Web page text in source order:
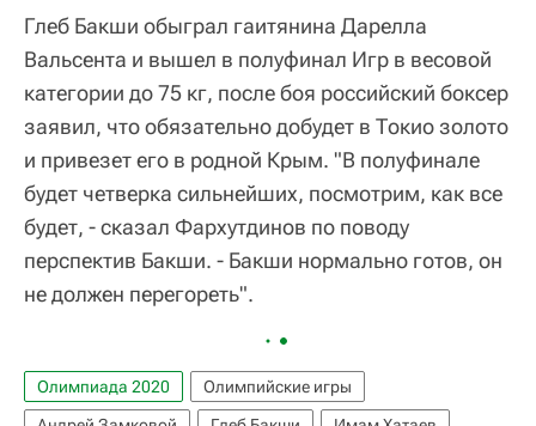
Глеб Бакши обыграл гаитянина Дарелла
Вальсента и вышел в полуфинал Игр в весовой
категории до 75 кг, после боя российский боксер
заявил, что обязательно добудет в Токио золото
и привезет его в родной Крым. "В полуфинале
будет четверка сильнейших, посмотрим, как все
будет, - сказал Фархутдинов по поводу
перспектив Бакши. - Бакши нормально готов, он
не должен перегореть".
Олимпиада 2020
Олимпийские игры